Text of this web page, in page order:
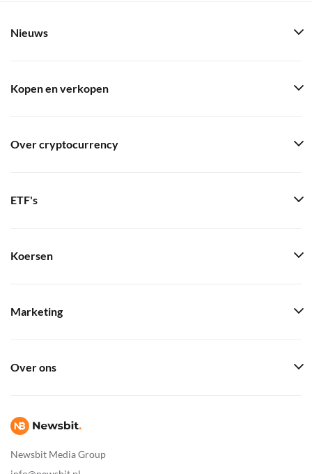
Newsbit Media Group
Nieuws
Kopen en verkopen
Over cryptocurrency
ETF's
Koersen
Marketing
Over ons